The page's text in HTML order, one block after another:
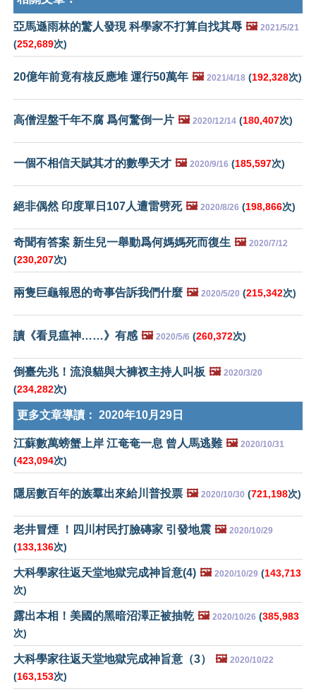
亞馬遜雨林的驚人發現 科學家不打算自找其辱 🖼️ 2021/5/21
(252,689次)
20億年前竟有核反應堆 運行50萬年 🖼️ 2021/4/18 (192,328次)
高僧涅盤千年不腐 爲何驚倒一片 🖼️ 2020/12/14 (180,407次)
一個不相信天賦其才的數學天才 🖼️ 2020/9/16 (185,597次)
絕非偶然 印度單日107人遭雷劈死 🖼️ 2020/8/26 (198,866次)
奇聞有答案 新生兒一舉動爲何媽媽死而復生 🖼️ 2020/7/12
(230,207次)
兩隻巨龜報恩的奇事告訴我們什麼 🖼️ 2020/5/20 (215,342次)
讀《看見瘟神……》有感 🖼️ 2020/5/6 (260,372次)
倒臺先兆！流浪貓與大褲衩主持人叫板 🖼️ 2020/3/20
(234,282次)
更多文章導讀： 2020年10月29日
江蘇數萬螃蟹上岸 江奄奄一息 曾人馬逃難 🖼️ 2020/10/31
(423,094次)
隱居數百年的族羣出來給川普投票 🖼️ 2020/10/30 (721,198次)
老井冒煙 ！四川村民打臉磚家 引發地震 🖼️ 2020/10/29
(133,136次)
大科學家往返天堂地獄完成神旨意(4) 🖼️ 2020/10/29 (143,713
次)
露出本相！美國的黑暗沼澤正被抽乾 🖼️ 2020/10/26 (385,983
次)
大科學家往返天堂地獄完成神旨意（3） 🖼️ 2020/10/22
(163,153次)